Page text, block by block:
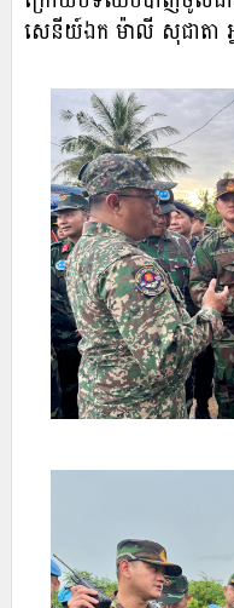
សេនីយ៍ឯក ម៉ាលី សុជាតា អ្